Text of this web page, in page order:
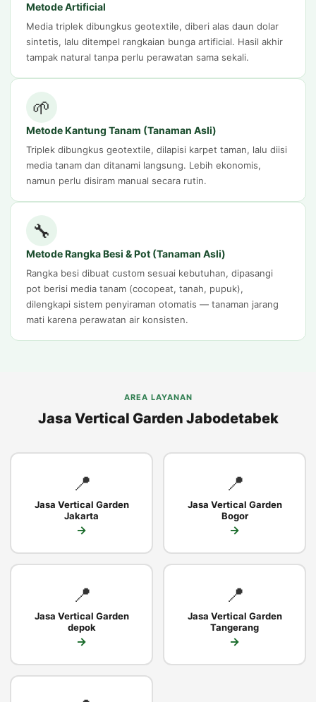
Metode Artificial
Media triplek dibungkus geotextile, diberi alas daun dolar
sintetis, lalu ditempel rangkaian bunga artificial. Hasil akhir
tampak natural tanpa perlu perawatan sama sekali.
🌱
Metode Kantung Tanam (Tanaman Asli)
Triplek dibungkus geotextile, dilapisi karpet taman, lalu diisi
media tanam dan ditanami langsung. Lebih ekonomis,
namun perlu disiram manual secara rutin.
🔧
Metode Rangka Besi & Pot (Tanaman Asli)
Rangka besi dibuat custom sesuai kebutuhan, dipasangi
pot berisi media tanam (cocopeat, tanah, pupuk),
dilengkapi sistem penyiraman otomatis — tanaman jarang
mati karena perawatan air konsisten.
AREA LAYANAN
Jasa Vertical Garden Jabodetabek
📍
Jasa Vertical Garden
Jakarta
→
📍
Jasa Vertical Garden
Bogor
→
📍
Jasa Vertical Garden
depok
→
📍
Jasa Vertical Garden
Tangerang
→